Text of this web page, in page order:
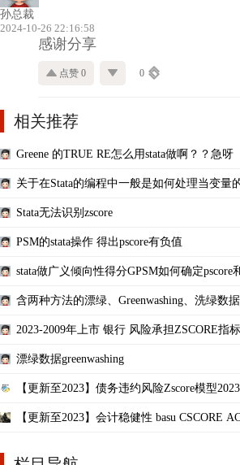
孙总裁
2024-10-26 22:16:58
感谢分享
点赞 0 0
相关推荐
Greene 的TRUE RE怎么用stata做啊？？急呀
关于在Stata的编程中一般是如何处理当变量
Stata无法识别zscore
PSM的stata操作 得出pscore有负值
stata做广义倾向性得分GPSM如何确定pscore
含两种方法的漂绿、Greenwashing、洗绿数
2023-2009年上市 银行 风险承担ZSCORE指
漂绿数据greenwashing
【更新至2023】债务违约风险Zscore模型
【更新至2023】会计稳健性 basu CSCORE